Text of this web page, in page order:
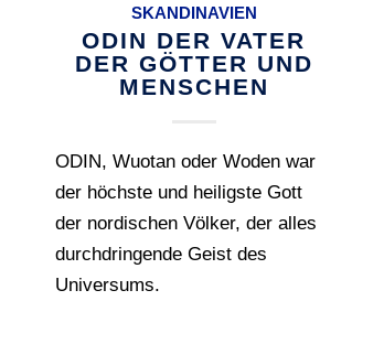
SKANDINAVIEN
ODIN DER VATER
DER GÖTTER UND
MENSCHEN
ODIN, Wuotan oder Woden war
der höchste und heiligste Gott
der nordischen Völker, der alles
durchdringende Geist des
Universums.